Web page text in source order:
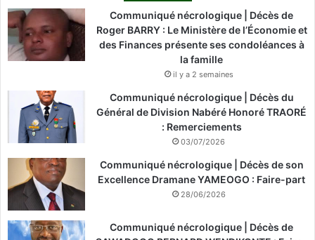
Communiqué nécrologique | Décès de
Roger BARRY : Le Ministère de l’Économie et
des Finances présente ses condoléances à
la famille
il y a 2 semaines
Communiqué nécrologique | Décès du
Général de Division Nabéré Honoré TRAORÉ
: Remerciements
03/07/2026
Communiqué nécrologique | Décès de son
Excellence Dramane YAMEOGO : Faire-part
28/06/2026
Communiqué nécrologique | Décès de